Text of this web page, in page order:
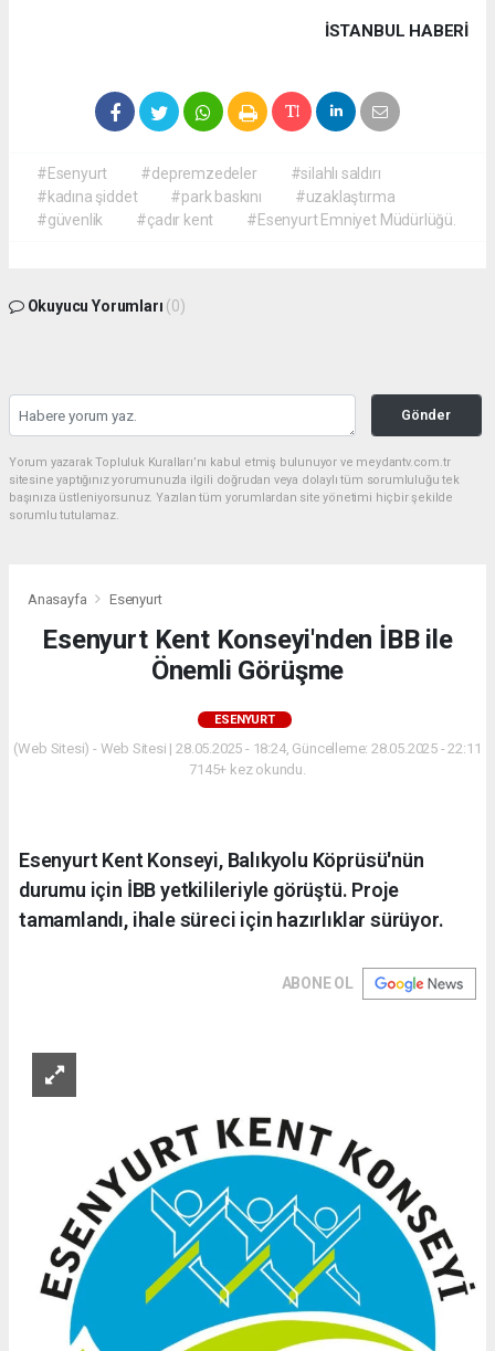
İSTANBUL HABERİ
#Esenyurt #depremzedeler
#silahlı saldırı
#kadına şiddet
#park baskını
#uzaklaştırma
#güvenlik
#çadır kent #Esenyurt Emniyet Müdürlüğü.
Okuyucu Yorumları (0)
Gönder
Yorum yazarak Topluluk Kuralları’nı kabul etmiş bulunuyor ve meydantv.com.tr
sitesine yaptığınız yorumunuzla ilgili doğrudan veya dolaylı tüm sorumluluğu tek
başınıza üstleniyorsunuz. Yazılan tüm yorumlardan site yönetimi hiçbir şekilde
sorumlu tutulamaz.
Anasayfa Esenyurt
Esenyurt Kent Konseyi'nden İBB ile
Önemli Görüşme
ESENYURT
(Web Sitesi) - Web Sitesi | 28.05.2025 - 18:24, Güncelleme: 28.05.2025 - 22:11
7145+ kez okundu.
Esenyurt Kent Konseyi, Balıkyolu Köprüsü'nün
durumu için İBB yetkilileriyle görüştü. Proje
tamamlandı, ihale süreci için hazırlıklar sürüyor.
ABONE OL